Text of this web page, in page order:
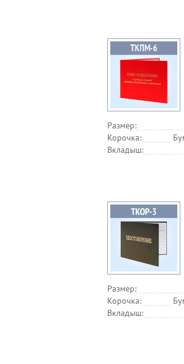
Размер:
Корочка:
Вкладыш:
Размер:
Корочка:
Вкладыш: